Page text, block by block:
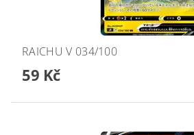
RAICHU V 034/100
59 Kč